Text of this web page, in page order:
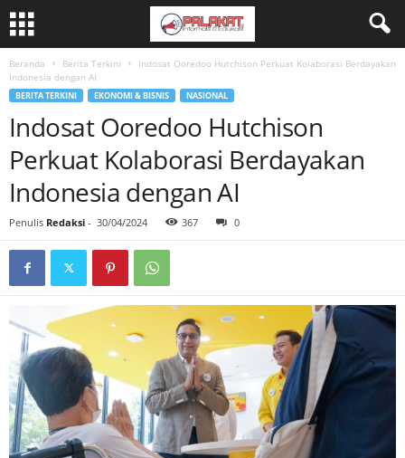
Beranda Berita Terkini
Indosat Ooredoo Hutchison Perkuat Kolaborasi Berdayakan
Indonesia dengan AI
BERITA TERKINI EKONOMI & BISNIS NASIONAL
Indosat Ooredoo Hutchison
Perkuat Kolaborasi Berdayakan
Indonesia dengan AI
Penulis Redaksi - 30/04/2024 367 0